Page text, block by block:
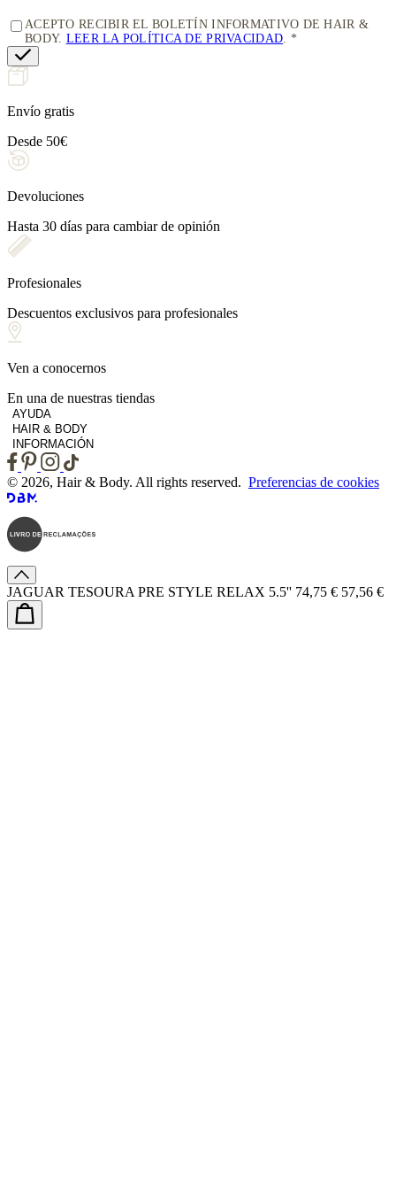
ACEPTO RECIBIR EL BOLETÍN INFORMATIVO DE HAIR &
BODY. LEER LA POLÍTICA DE PRIVACIDAD
Envío gratis
Desde 50€
Devoluciones
Hasta 30 días para cambiar de opinión
Profesionales
Descuentos exclusivos para profesionales
Ven a conocernos
En una de nuestras tiendas
AYUDA
HAIR & BODY
INFORMACIÓN
© 2026, Hair & Body. All rights reserved. Preferencias de cookies
JAGUAR TESOURA PRE STYLE RELAX 5.5'' 74,75 € 57,56 €